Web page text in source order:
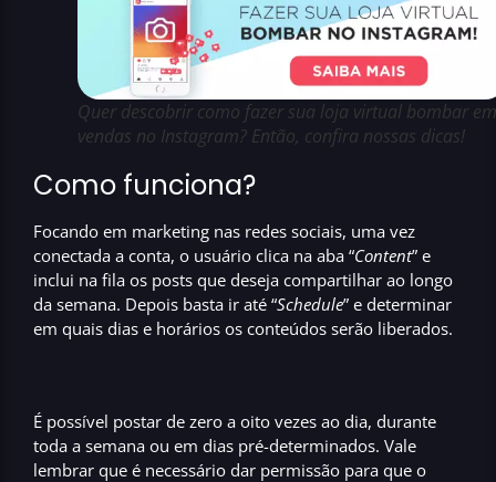
Quer descobrir como fazer sua loja virtual bombar em
vendas no Instagram? Então, confira nossas dicas!
Como funciona?
Focando em marketing nas redes sociais, uma vez
conectada a conta, o usuário clica na aba “Content” e
inclui na fila os posts que deseja compartilhar ao longo
da semana. Depois basta ir até “Schedule” e determinar
em quais dias e horários os conteúdos serão liberados.
É possível postar de zero a oito vezes ao dia, durante
toda a semana ou em dias pré-determinados. Vale
lembrar que é necessário dar permissão para que o